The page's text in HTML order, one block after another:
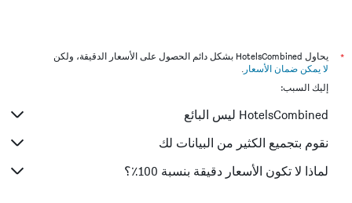
*
يحاول HotelsCombined بشكل دائم الحصول على الأسعار الدقيقة، ولكن
لا يمكن ضمان الأسعار .
إليك السبب:
HotelsCombined ليس البائع
نقوم بتجميع الكثير من البيانات لك
لماذا لا تكون الأسعار دقيقة بنسبة 100٪؟